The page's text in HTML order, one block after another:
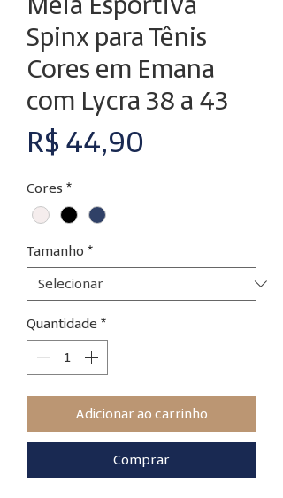
Spinx para Tênis
Cores em Emana
com Lycra 38 a 43
R$ 44,90
Cores *
Tamanho *
Quantidade*
Adicionar ao carrinho
Comprar